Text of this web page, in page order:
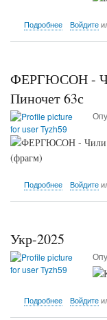
Подробнеео
писати
"президенту"
"Український
народ"
?
Войдите
ФЕРГЮСОН -
Пиночет 63с
Подробнеео
марксистские
грабли
и
Пиночет
Войдите
Укр-2025
Подробнеео
Войдите